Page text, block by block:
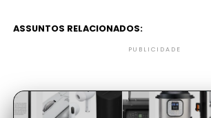
ASSUNTOS RELACIONADOS:
PUBLICIDADE